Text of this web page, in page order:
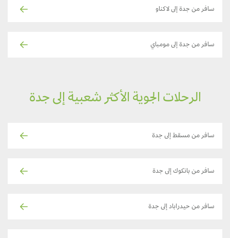
سافر من جدة إلى لاكناو
سافر من جدة إلى مومباي
الرحلات الجوية الأكثر شعبية إلى جدة
سافر من مسقط إلى جدة
سافر من بانكوك إلى جدة
سافر من حيدراباد إلى جدة